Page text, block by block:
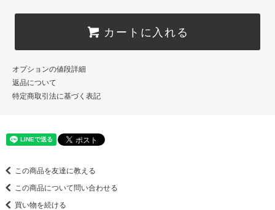
カートに入れる
オプションの値段詳細
返品について
特定商取引法に基づく表記
この商品を友達に教える
この商品について問い合わせる
買い物を続ける